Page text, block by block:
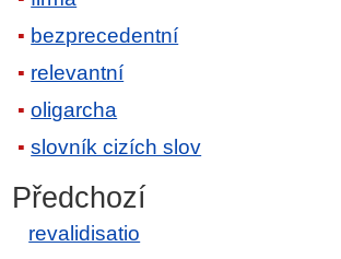
bezprecedentní
relevantní
oligarcha
slovník cizích slov
Předchozí
revalidisatio